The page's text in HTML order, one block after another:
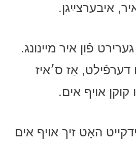
איבערצײַגן.
פֿון איר מיינונג.
אַז ס׳איז
אויף אים.
האָט זיך אויף אים